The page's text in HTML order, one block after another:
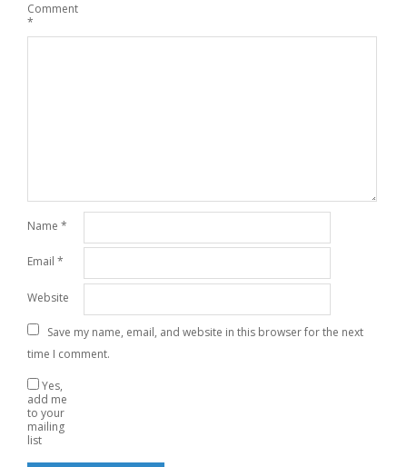
Comment
*
Name *
Email *
Website
Save my name, email, and website in this browser for the next
time I comment.
Yes,
add me
to your
mailing
list